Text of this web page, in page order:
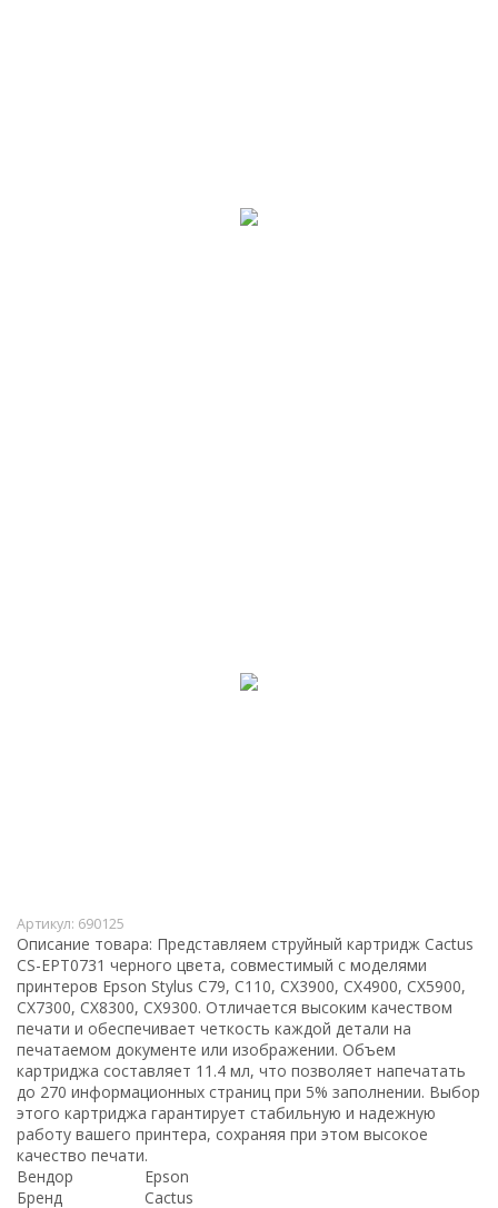
Артикул: 690125
Описание товара: Представляем струйный картридж Cactus
CS-EPT0731 черного цвета, совместимый с моделями
принтеров Epson Stylus С79, C110, СХ3900, CX4900, CX5900,
CX7300, CX8300, CX9300. Отличается высоким качеством
печати и обеспечивает четкость каждой детали на
печатаемом документе или изображении. Объем
картриджа составляет 11.4 мл, что позволяет напечатать
до 270 информационных страниц при 5% заполнении. Выбор
этого картриджа гарантирует стабильную и надежную
работу вашего принтера, сохраняя при этом высокое
качество печати.
Вендор
Epson
Бренд
Cactus